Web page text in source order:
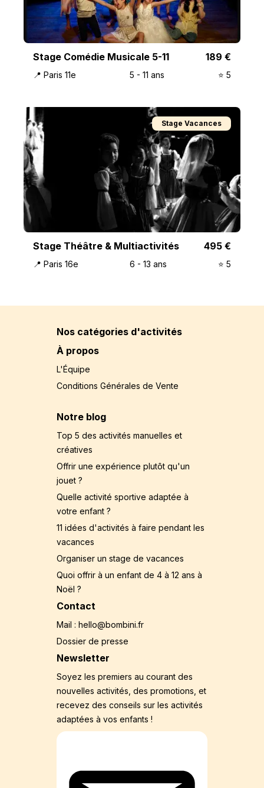
Stage Comédie Musicale 5-11 189 €
📍 Paris 11e 5 - 11 ans ⭐️ 5
Stage Vacances
Stage Théâtre & Multiactivités 495 €
📍 Paris 16e 6 - 13 ans ⭐️ 5
Nos catégories d'activités
À propos
L'Équipe
Conditions Générales de Vente
Notre blog
Top 5 des activités manuelles et
créatives
Offrir une expérience plutôt qu'un
jouet ?
Quelle activité sportive adaptée à
votre enfant ?
11 idées d'activités à faire pendant les
vacances
Organiser un stage de vacances
Quoi offrir à un enfant de 4 à 12 ans à
Noël ?
Contact
Mail : hello@bombini.fr
Dossier de presse
Newsletter
Soyez les premiers au courant des
nouvelles activités, des promotions, et
recevez des conseils sur les activités
adaptées à vos enfants !